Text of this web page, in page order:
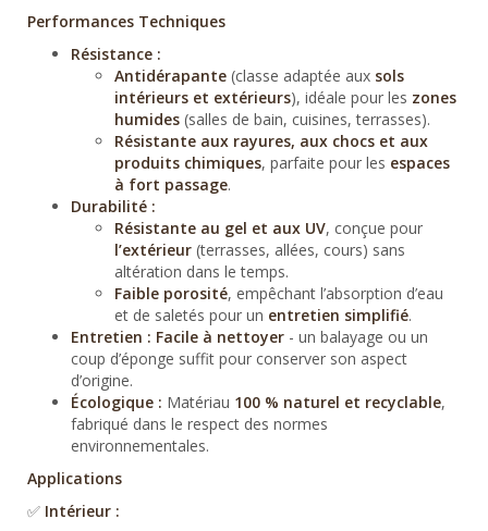
Performances Techniques
Résistance :
Antidérapante (classe adaptée aux sols
intérieurs et extérieurs), idéale pour les zones
humides (salles de bain, cuisines, terrasses).
Résistante aux rayures, aux chocs et aux
produits chimiques, parfaite pour les espaces
à fort passage.
Durabilité :
Résistante au gel et aux UV, conçue pour
l’extérieur (terrasses, allées, cours) sans
altération dans le temps.
Faible porosité, empêchant l’absorption d’eau
et de saletés pour un entretien simplifié.
Entretien : Facile à nettoyer - un balayage ou un
coup d’éponge suffit pour conserver son aspect
d’origine.
Écologique : Matériau 100 % naturel et recyclable,
fabriqué dans le respect des normes
environnementales.
Applications
✅ Intérieur :